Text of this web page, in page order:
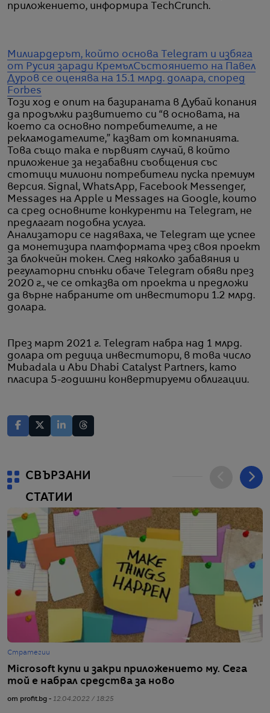
приложението, информира TechCrunch.
Милиардерът, който основа Telegram и избяга
от Русия заради КремълСъстоянието на Павел
Дуров се оценява на 15.1 млрд. долара, според
Forbes
Този ход е опит на базираната в Дубай копания
да продължи развитието си “в основата, на
което са основно потребителите, а не
рекламодателите,” казват от компанията.
Това също така е първият случай, в който
приложение за незабавни съобщения със
стотици милиони потребители пуска премиум
версия. Signal, WhatsApp, Facebook Messenger,
Messages на Apple и Messages на Google, които
са сред основните конкуренти на Telegram, не
предлагат подобна услуга.
Анализатори се надяваха, че Telegram ще успее
да монетизира платформата чрез своя проект
за блокчейн токен. След няколко забавяния и
регулаторни спънки обаче Telegram обяви през
2020 г., че се отказва от проекта и предложи
да върне набраните от инвеститори 1.2 млрд.
долара.
През март 2021 г. Telegram набра над 1 млрд.
долара от редица инвеститори, в това число
Mubadala и Abu Dhabi Catalyst Partners, като
пласира 5-годишни конвертируеми облигации.
СВЪРЗАНИ
СТАТИИ
Стратегии
Microsoft купи и закри приложението му. Сега
той е набрал средства за ново
от profit.bg - 12.04.2022 / 18:25